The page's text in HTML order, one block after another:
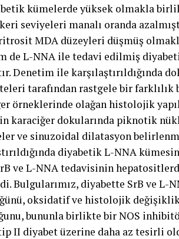
kümelerde yüksek olmakla
seviyeleri manalı oranda
MDA düzeyleri düşmüş
de L-NNA ile tedavi edilmiş
Denetim ile karşılaştırıldığında
tarafından rastgele bir
örneklerinde olağan histolojik
karaciğer dokularında piknotik
ve sinuzoidal dilatasyon
diyabetik L-NNA
ve L-NNA tedavisinin
Bulgularımız, diyabette SrB ve L-
oksidatif ve histolojik
bununla birlikte bir NOS
tip II diyabet üzerine daha az tesirli